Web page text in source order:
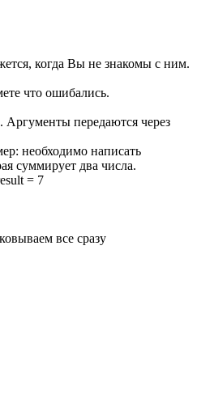
когда Вы не знакомы с ним.
что ошибались.
Аргументы передаются через
необходимо написать
суммирует два числа.
= 7
все сразу